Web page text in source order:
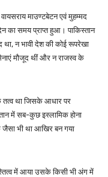
माउण्टबेटन एवं मुहम्मद
का समय प्राप्त हुआ। पाकिस्तान
था, न भावी देश की कोई रूपरेखा
मौजूद थीं और न राजस्व के
तत्व था जिसके आधार पर
में सब-कुछ इस्लामिक होना
जैसा भी था आखिर बन गया
में आया उसके किसी भी अंग में